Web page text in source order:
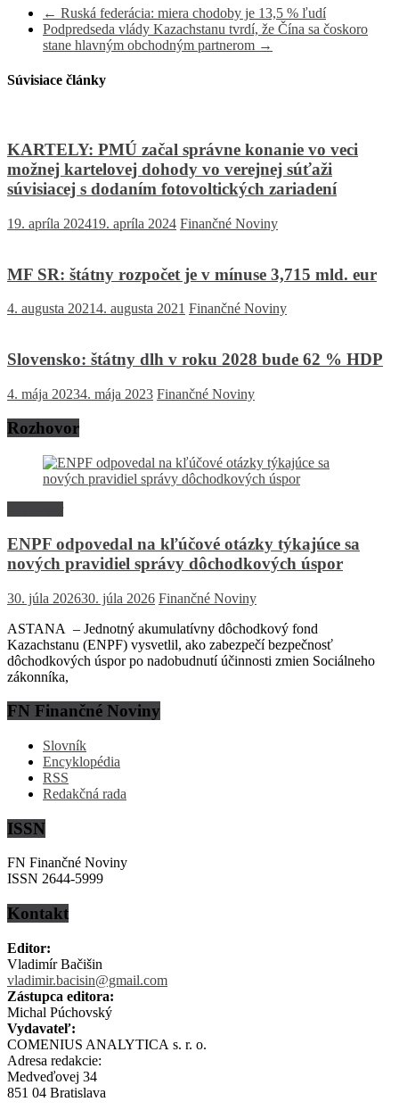
← Ruská federácia: miera chodoby je 13,5 % ľudí
Podpredseda vlády Kazachstanu tvrdí, že Čína sa čoskoro
stane hlavným obchodným partnerom →
Súvisiace články
KARTELY: PMÚ začal správne konanie vo veci
možnej kartelovej dohody vo verejnej súťaži
súvisiacej s dodaním fotovoltických zariadení
19. apríla 202419. apríla 2024 Finančné Noviny
MF SR: štátny rozpočet je v mínuse 3,715 mld. eur
4. augusta 20214. augusta 2021 Finančné Noviny
Slovensko: štátny dlh v roku 2028 bude 62 % HDP
4. mája 20234. mája 2023 Finančné Noviny
Rozhovor
ENPF odpovedal na kľúčové otázky týkajúce sa
nových pravidiel správy dôchodkových úspor
30. júla 202630. júla 2026 Finančné Noviny
ASTANA – Jednotný akumulatívny dôchodkový fond
Kazachstanu (ENPF) vysvetlil, ako zabezpečí bezpečnosť
dôchodkových úspor po nadobudnutí účinnosti zmien Sociálneho
zákonníka,
FN Finančné Noviny
Slovník
Encyklopédia
RSS
Redakčná rada
ISSN
FN Finančné Noviny
ISSN 2644-5999
Kontakt
Editor:
Vladimír Bačišin
vladimir.bacisin@gmail.com
Zástupca editora:
Michal Púchovský
Vydavateľ:
COMENIUS ANALYTICA s. r. o.
Adresa redakcie:
Medveďovej 34
851 04 Bratislava